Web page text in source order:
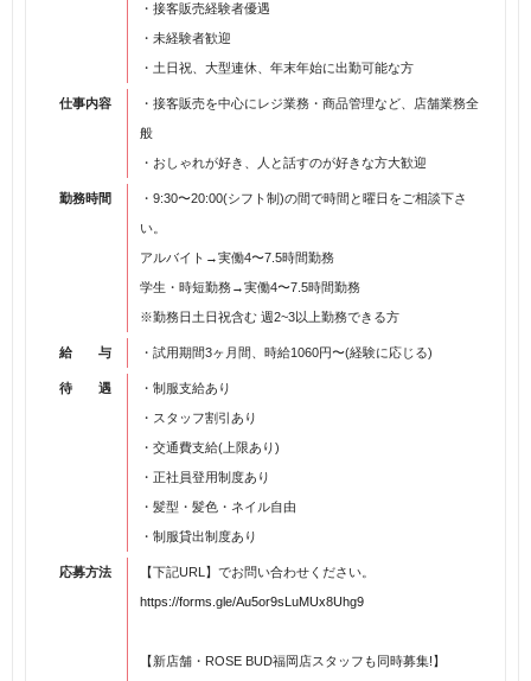
・接客販売経験者優遇
・未経験者歓迎
・土日祝、大型連休、年末年始に出勤可能な方
仕事内容 ・接客販売を中心にレジ業務・商品管理など、店舗業務全
般
・おしゃれが好き、人と話すのが好きな方大歓迎
勤務時間 ・9:30〜20:00(シフト制)の間で時間と曜日をご相談下さ
い。
アルバイト→実働4〜7.5時間勤務
学生・時短勤務→実働4〜7.5時間勤務
※勤務日土日祝含む 週2~3以上勤務できる方
給 与 ・試用期間3ヶ月間、時給1060円〜(経験に応じる)
待 遇 ・制服支給あり
・スタッフ割引あり
・交通費支給(上限あり)
・正社員登用制度あり
・髪型・髪色・ネイル自由
・制服貸出制度あり
応募方法 【下記URL】でお問い合わせください。
https://forms.gle/Au5or9sLuMUx8Uhg9
【新店舗・ROSE BUD福岡店スタッフも同時募集!】